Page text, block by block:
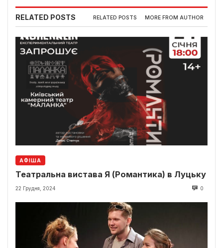
RELATED POSTS RELATED POSTS MORE FROM AUTHOR
АФІША
Театральна вистава Я (Романтика) в Луцьку
22 Грудня, 2024 0